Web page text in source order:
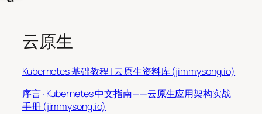
云原生
Kubernetes 基础教程 | 云原生资料库 (jimmysong.io)
序言 · Kubernetes 中文指南——云原生应用架构实战
手册 (jimmysong.io)